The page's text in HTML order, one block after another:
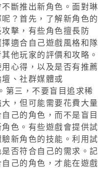
斷推出新角色。面對琳
？首先，了解新角色的
擊，有些角色擅長防
適合自己遊戲風格和隊
他玩家的評價和攻略。
心得，以及是否有推薦
、社群媒體或
第三，不要盲目追求稀
，但可能需要花費大量
己的角色，而不是盲目
色。有些遊戲會提供試
新角色的技能。利用試
否符合自己的需求。記
己的角色，才能在遊戲